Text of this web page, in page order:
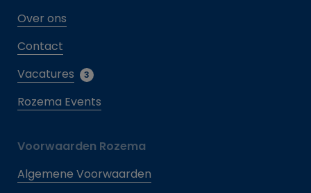
Over ons
Contact
Vacatures
3
Rozema Events
Voorwaarden Rozema
Algemene Voorwaarden